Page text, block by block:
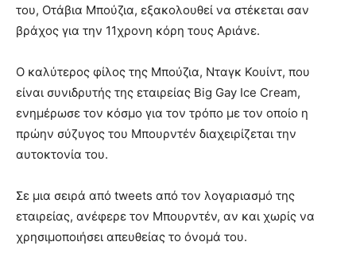
του, Οτάβια Μπούζια, εξακολουθεί να στέκεται σαν
βράχος για την 11χρονη κόρη τους Αριάνε.
Ο καλύτερος φίλος της Μπούζια, Νταγκ Κουίντ, που
είναι συνιδρυτής της εταιρείας Big Gay Ice Cream,
ενημέρωσε τον κόσμο για τον τρόπο με τον οποίο η
πρώην σύζυγος του Μπουρντέν διαχειρίζεται την
αυτοκτονία του.
Σε μια σειρά από tweets από τον λογαριασμό της
εταιρείας, ανέφερε τον Μπουρντέν, αν και χωρίς να
χρησιμοποιήσει απευθείας το όνομά του.